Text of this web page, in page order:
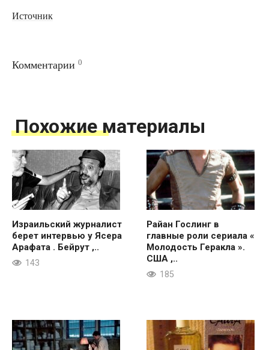
Источник
Комментарии 0
Похожие материалы
Израильский журналист
берет интервью у Ясера
Арафата . Бейрут ,..
143
Райан Гослинг в
главные роли сериала «
Молодость Геракла ».
США ,..
185